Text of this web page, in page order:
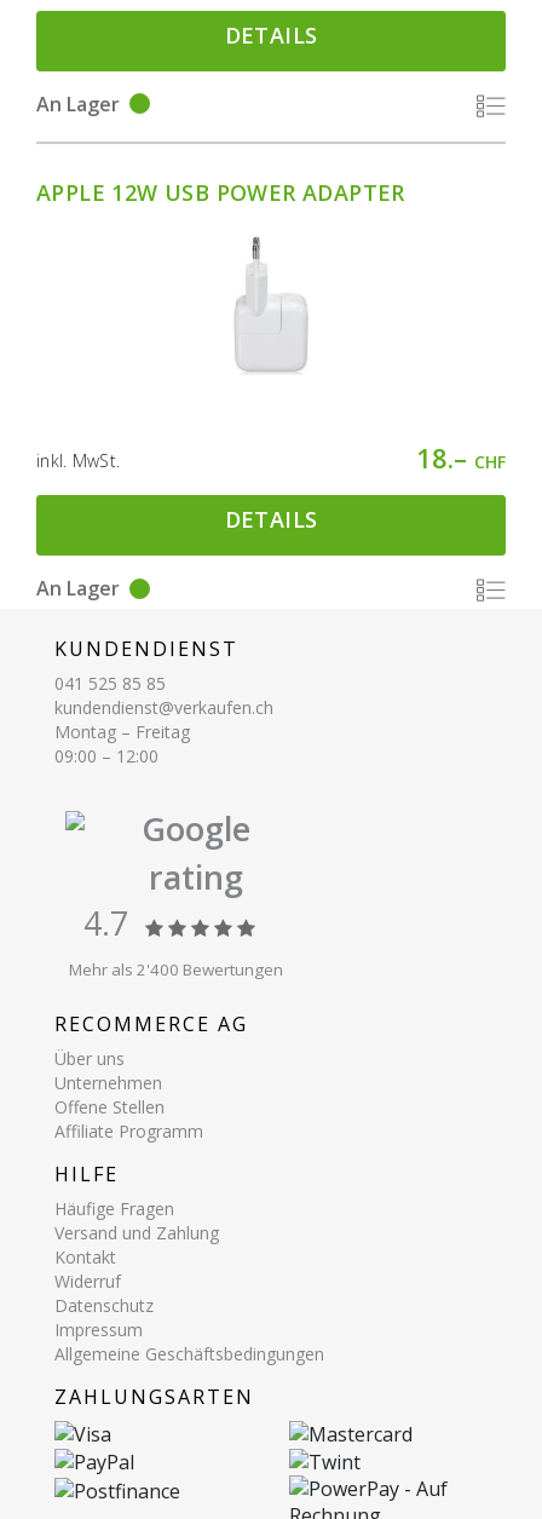
DETAILS
An Lager
APPLE 12W USB POWER ADAPTER
inkl. MwSt. 18.– CHF
DETAILS
An Lager
KUNDENDIENST
041 525 85 85
kundendienst@verkaufen.ch
Montag – Freitag
09:00 – 12:00
Google
rating
4.7
Mehr als 2'400 Bewertungen
RECOMMERCE AG
Über uns
Unternehmen
Offene Stellen
Affiliate Programm
HILFE
Häufige Fragen
Versand und Zahlung
Kontakt
Widerruf
Datenschutz
Impressum
Allgemeine Geschäftsbedingungen
ZAHLUNGSARTEN